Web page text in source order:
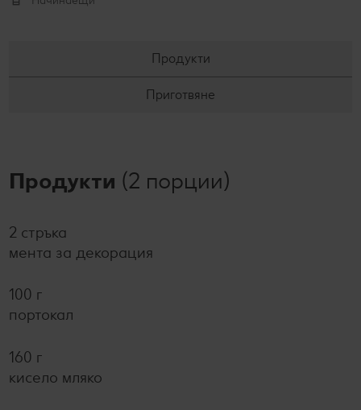
Продукти
Приготвяне
Продукти (2 порции)
2 стръка
мента за декорация
100 г
портокал
160 г
кисело мляко